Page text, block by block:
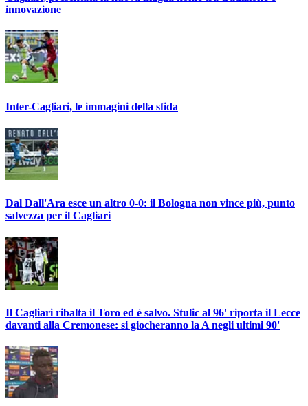
innovazione
Inter-Cagliari, le immagini della sfida
Dal Dall'Ara esce un altro 0-0: il Bologna non vince più, punto
salvezza per il Cagliari
Il Cagliari ribalta il Toro ed è salvo. Stulic al 96' riporta il Lecce
davanti alla Cremonese: si giocheranno la A negli ultimi 90'